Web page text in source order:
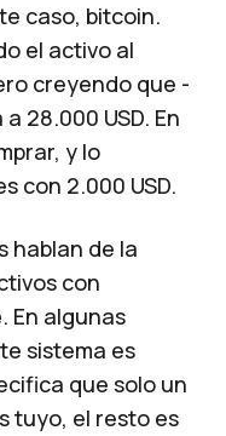
caso, bitcoin.
el activo al
creyendo que -
28.000 USD. En
y lo
con 2.000 USD.
hablan de la
con
. En algunas
sistema es
que solo un
tuyo, el resto es